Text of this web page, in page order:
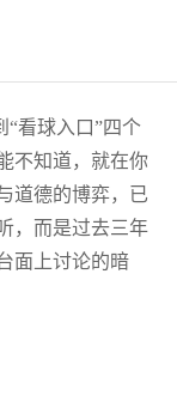
“看球入口”四个
不知道，就在你
道德的博弈，已
，而是过去三年
面上讨论的暗